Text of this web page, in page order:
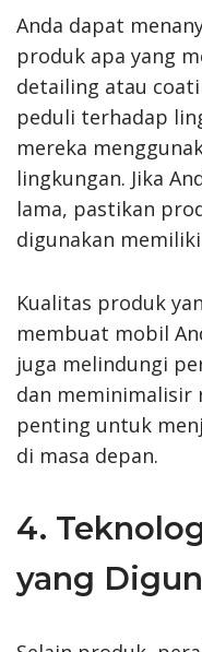
Anda dapat
produk apa yang
detailing atau
peduli terhadap
mereka
lingkungan. Jika
lama, pastikan
digunakan
Kualitas produk
membuat mobil
juga melindungi
dan meminimalisir
penting untuk
di masa depan.
4.
yang